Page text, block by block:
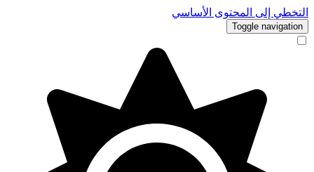
التخطي إلى المحتوى الأساسي
Toggle navigation